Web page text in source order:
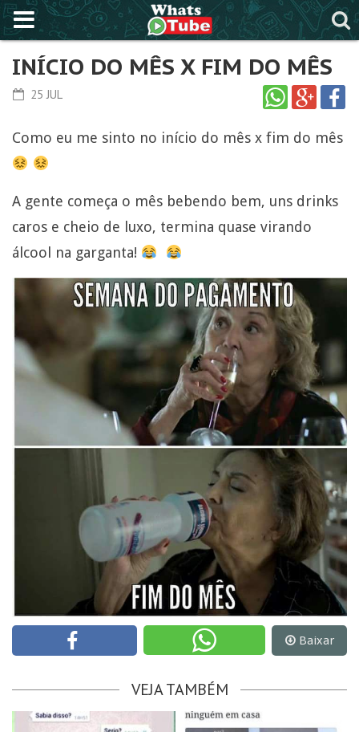
INÍCIO DO MÊS X FIM DO MÊS
25 JUL
Como eu me sinto no início do mês x fim do mês
A gente começa o mês bebendo bem, uns drinks
caros e cheio de luxo, termina quase virando
álcool na garganta!
Baixar
VEJA TAMBÉM